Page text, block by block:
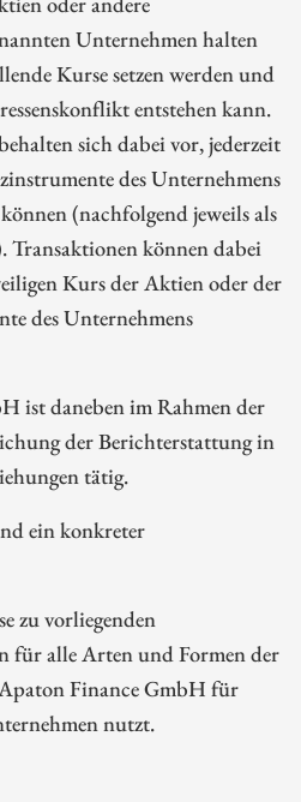
Unternehmen halten
Kurse setzen werden und
entstehen kann.
sich dabei vor, jederzeit
des Unternehmens
(nachfolgend jeweils als
Transaktionen können dabei
Kurs der Aktien oder der
des Unternehmens
ist daneben im Rahmen der
der Berichterstattung in
tätig.
ein konkreter
zu vorliegenden
für alle Arten und Formen der
Finance GmbH für
nutzt.